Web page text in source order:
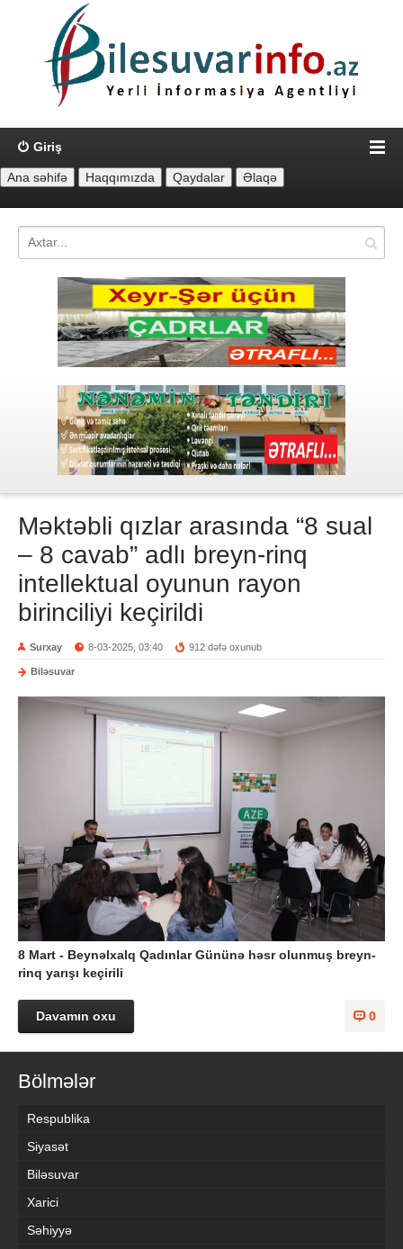
Giriş
Məktəbli qızlar arasında “8 sual
– 8 cavab” adlı breyn-rinq
intellektual oyunun rayon
birinciliyi keçirildi
Surxay 8-03-2025, 03:40 912 dəfə oxunub
Biləsuvar
8 Mart - Beynəlxalq Qadınlar Gününə həsr olunmuş breyn-
rinq yarışı keçirili
0
Davamın oxu
Bölmələr
Respublika
Siyasət
Biləsuvar
Xarici
Səhiyyə